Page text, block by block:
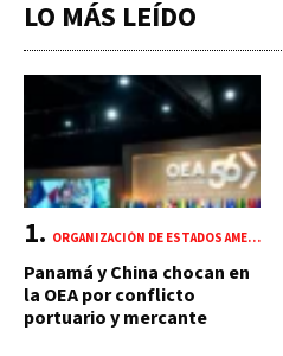
LO MÁS LEÍDO
ORGANIZACIÓN DE ESTADOS AMERICANOS (OEA)
Panamá y China chocan en
la OEA por conflicto
portuario y mercante